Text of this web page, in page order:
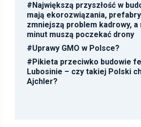
#Największą przyszłość w
mają ekorozwiązania,
zmniejszą problem kadrowy, a
minut muszą poczekać drony
#Uprawy GMO w Polsce?
#Pikieta przeciwko budowie
Lubosinie – czy takiej Polski
Ajchler?